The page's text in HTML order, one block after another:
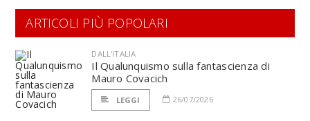
ARTICOLI PIÙ POPOLARI
DALL'ITALIA
Il Qualunquismo sulla fantascienza di
Mauro Covacich
LEGGI 26/07/2026